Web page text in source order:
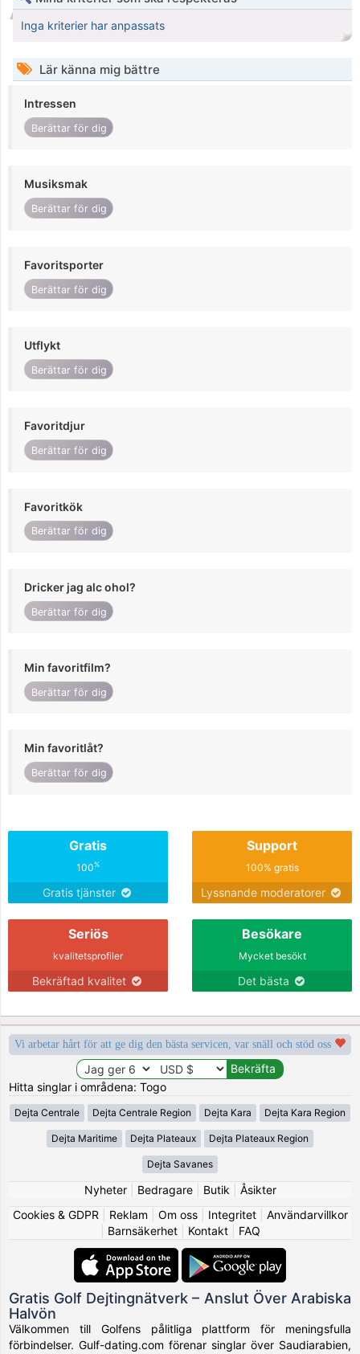
Inga kriterier har anpassats
Lär känna mig bättre
Intressen
Berättar för dig
Musiksmak
Berättar för dig
Favoritsporter
Berättar för dig
Utflykt
Berättar för dig
Favoritdjur
Berättar för dig
Favoritkök
Berättar för dig
Dricker jag alc ohol?
Berättar för dig
Min favoritfilm?
Berättar för dig
Min favoritlåt?
Berättar för dig
Gratis
100%
Gratis tjänster
Support
100% gratis
Lyssnande moderatorer
Seriös
kvalitetsprofiler
Bekräftad kvalitet
Besökare
Mycket besökt
Det bästa
Vi arbetar hårt för att ge dig den bästa servicen, var snäll och stöd oss
Hitta singlar i områdena: Togo
Dejta Centrale Dejta Centrale Region Dejta Kara Dejta Kara Region
Dejta Maritime Dejta Plateaux Dejta Plateaux Region
Dejta Savanes
Nyheter| Bedragare| Butik
Åsikter
Cookies & GDPR
Reklam Om oss| Integritet| Användarvillkor
Barnsäkerhet| Kontakt| FAQ
Gratis Golf Dejtingnätverk – Anslut Över Arabiska
Halvön
Välkommen till Golfens pålitliga plattform för meningsfulla
förbindelser. Gulf-dating.com förenar singlar över Saudiarabien,